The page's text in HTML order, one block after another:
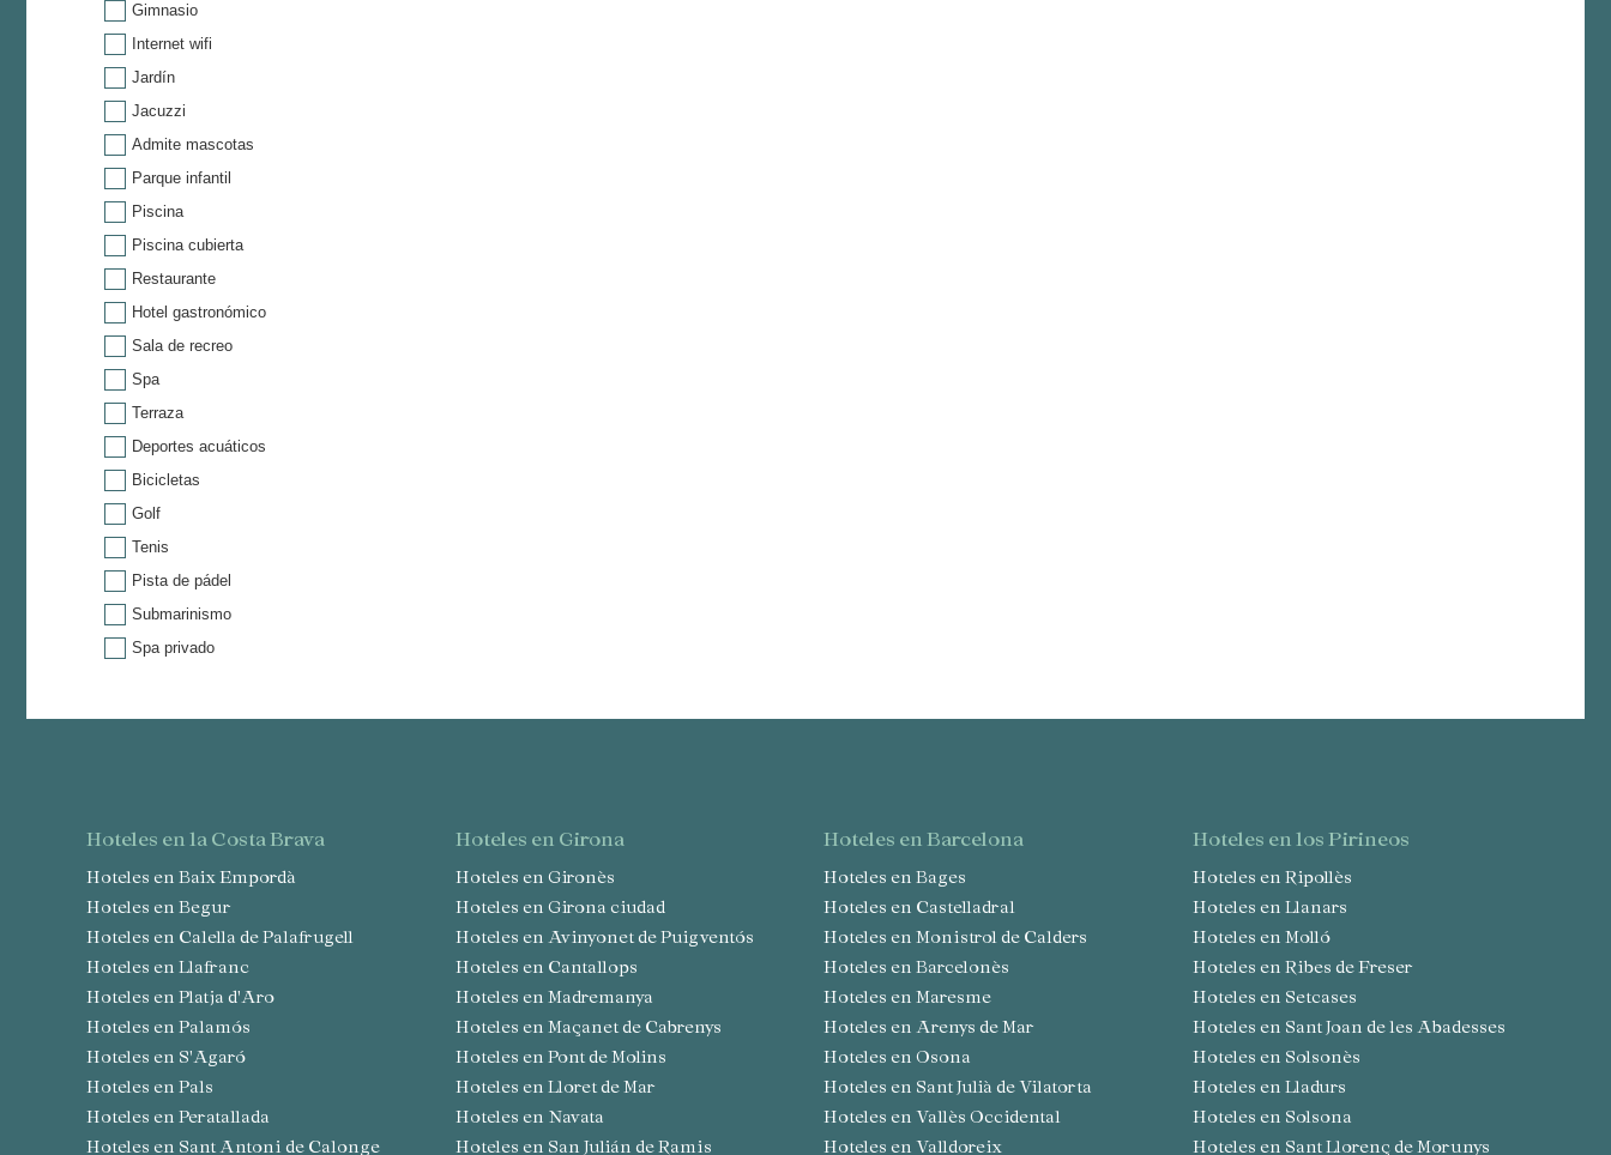
Gimnasio
Internet wifi
Jardín
Jacuzzi
Admite mascotas
Parque infantil
Piscina
Piscina cubierta
Restaurante
Hotel gastronómico
Sala de recreo
Spa
Terraza
Deportes acuáticos
Bicicletas
Golf
Tenis
Pista de pádel
Submarinismo
Spa privado
hoteles en la Costa Brava
Hoteles en Baix Empordà
Hoteles en Begur
Hoteles en Calella de Palafrugell
Hoteles en Llafranc
Hoteles en Platja d'Aro
Hoteles en Palamós
Hoteles en S'Agaró
Hoteles en Pals
Hoteles en Peratallada
Hoteles en Sant Antoni de Calonge
hoteles en Girona
Hoteles en Gironès
Hoteles en Girona ciudad
Hoteles en Avinyonet de Puigventós
Hoteles en Cantallops
Hoteles en Madremanya
Hoteles en Maçanet de Cabrenys
Hoteles en Pont de Molins
Hoteles en Lloret de Mar
Hoteles en Navata
Hoteles en San Julián de Ramis
hoteles en Barcelona
Hoteles en Bages
Hoteles en Castelladral
Hoteles en Monistrol de Calders
Hoteles en Barcelonès
Hoteles en Maresme
Hoteles en Arenys de Mar
Hoteles en Osona
Hoteles en Sant Julià de Vilatorta
Hoteles en Vallès Occidental
Hoteles en Valldoreix
hoteles en los Pirineos
Hoteles en Ripollès
Hoteles en Llanars
Hoteles en Molló
Hoteles en Ribes de Freser
Hoteles en Setcases
Hoteles en Sant Joan de les Abadesses
Hoteles en Solsonès
Hoteles en Lladurs
Hoteles en Solsona
Hoteles en Sant Llorenç de Morunys